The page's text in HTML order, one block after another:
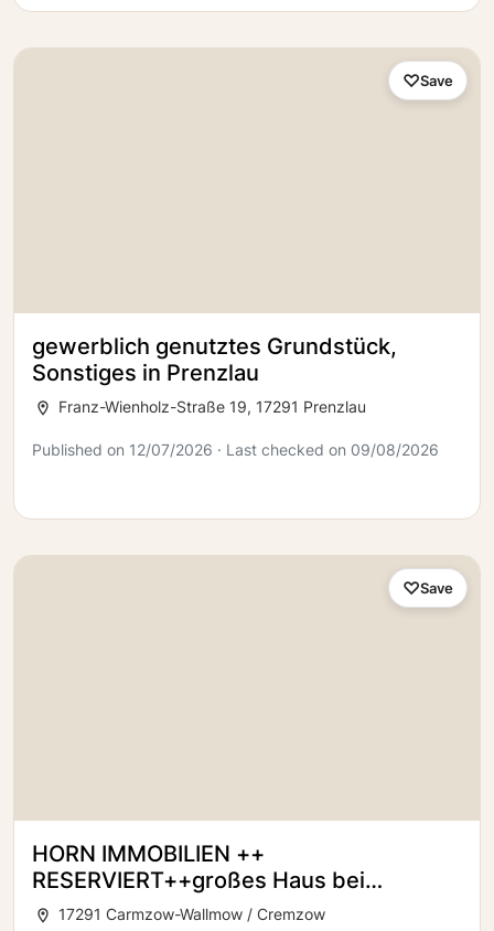
gewerblich genutztes Grundstück,
Sonstiges in Prenzlau
Franz-Wienholz-Straße 19, 17291 Prenzlau
Published on 12/07/2026 · Last checked on 09/08/2026
Save
HORN IMMOBILIEN ++
RESERVIERT++großes Haus bei
Carmzow bei Prenzlau, sehr ruhige Lage
17291 Carmzow-Wallmow / Cremzow
Save